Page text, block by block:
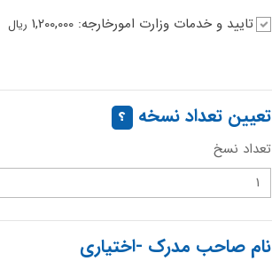
تایید و خدمات وزارت امورخارجه: 1,200,000 ریال
تعیین تعداد نسخه
تعداد نسخ
نام صاحب مدرک -اختیاری